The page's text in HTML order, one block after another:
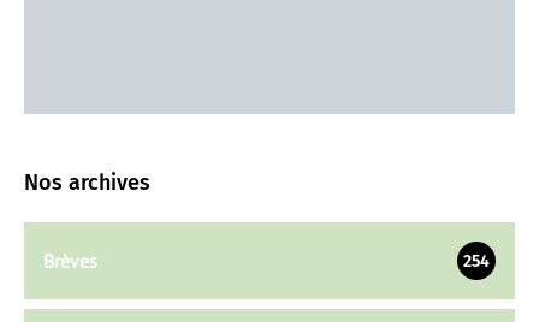
Nos archives
Brèves 254